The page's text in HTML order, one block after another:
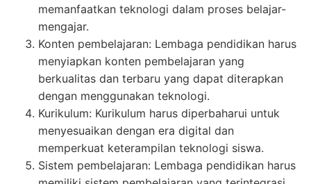
memanfaatkan teknologi dalam proses belajar-
mengajar.
Konten pembelajaran: Lembaga pendidikan harus
menyiapkan konten pembelajaran yang
berkualitas dan terbaru yang dapat diterapkan
dengan menggunakan teknologi.
Kurikulum: Kurikulum harus diperbaharui untuk
menyesuaikan dengan era digital dan
memperkuat keterampilan teknologi siswa.
Sistem pembelajaran: Lembaga pendidikan harus